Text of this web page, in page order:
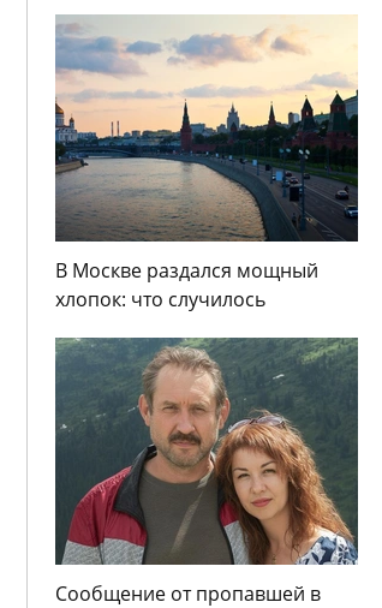
В Москве раздался мощный
хлопок: что случилось
Сообщение от пропавшей в